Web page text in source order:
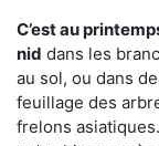
C’est au
nid dans les
au sol, ou dans
feuillage des
frelons